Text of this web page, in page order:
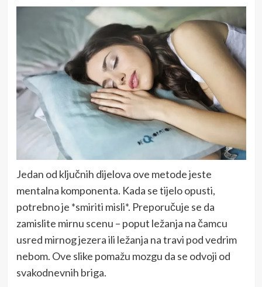
Jedan od ključnih dijelova ove metode jeste
mentalna komponenta. Kada se tijelo opusti,
potrebno je *smiriti misli*. Preporučuje se da
zamislite mirnu scenu – poput ležanja na čamcu
usred mirnog jezera ili ležanja na travi pod vedrim
nebom. Ove slike pomažu mozgu da se odvoji od
svakodnevnih briga.